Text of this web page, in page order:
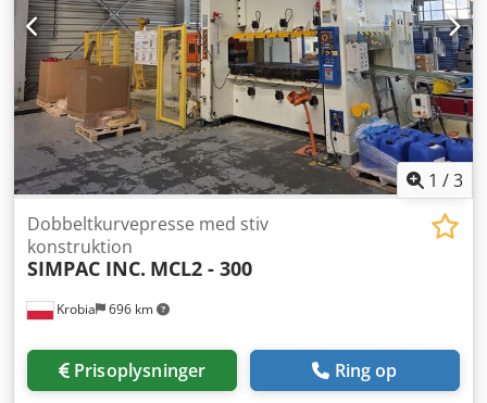
1 /3
Krobia 696 km
Dobbeltkurvepresse med stiv
konstruktion
SIMPAC INC. MCL2 - 300
Prisoplysninger Ring op